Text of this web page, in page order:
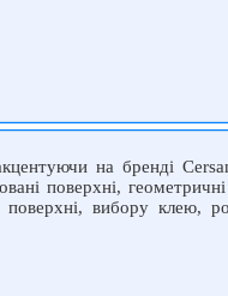
на бренді
поверхні,
вибору клею,